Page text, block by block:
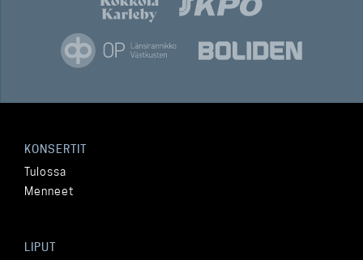
KONSERTIT
Tulossa
Menneet
LIPUT